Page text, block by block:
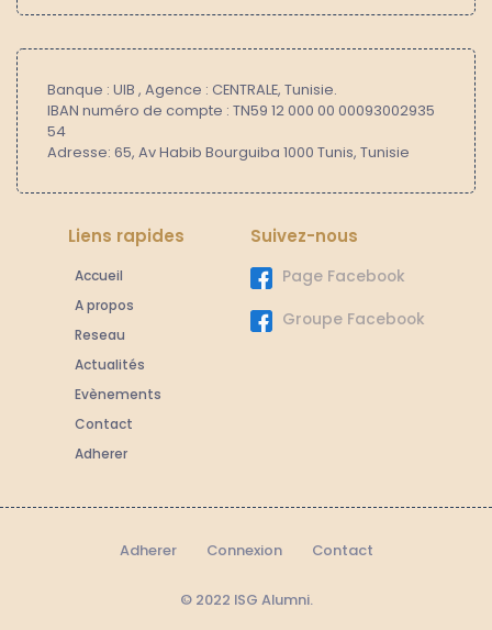
Banque : UIB , Agence : CENTRALE, Tunisie.
IBAN numéro de compte : TN59 12 000 00 00093002935
54
Adresse: 65, Av Habib Bourguiba 1000 Tunis, Tunisie
Liens rapides
Accueil
A propos
Reseau
Actualités
Evènements
Contact
Adherer
Suivez-nous
Page Facebook
Groupe Facebook
© 2022 ISG Alumni.
Adherer Connexion Contact